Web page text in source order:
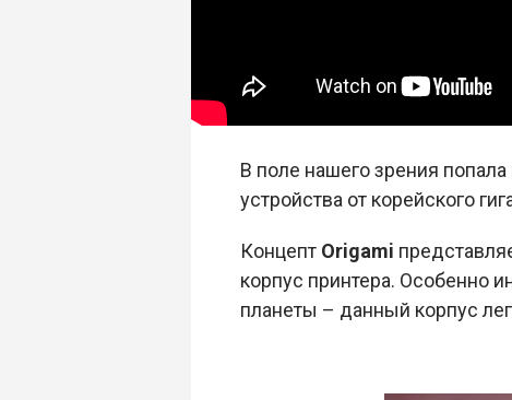
В поле нашего зрения
устройства от корейского
Концепт Origami
корпус принтера. Особенно
планеты – данный корпус